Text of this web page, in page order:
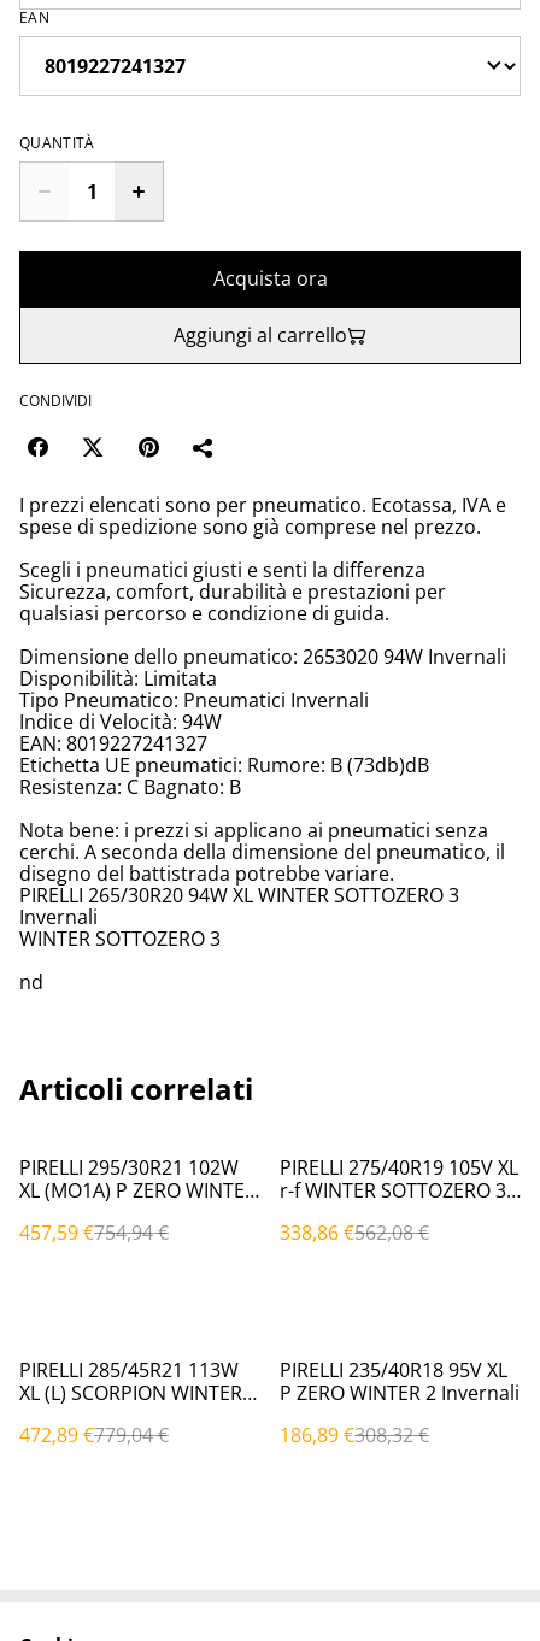
EAN
QUANTITÀ
Acquista ora
Aggiungi al carrello
CONDIVIDI
I prezzi elencati sono per pneumatico. Ecotassa, IVA e
spese di spedizione sono già comprese nel prezzo.
Scegli i pneumatici giusti e senti la differenza
Sicurezza, comfort, durabilità e prestazioni per
qualsiasi percorso e condizione di guida.
Dimensione dello pneumatico: 2653020 94W Invernali
Disponibilità: Limitata
Tipo Pneumatico: Pneumatici Invernali
Indice di Velocità: 94W
EAN: 8019227241327
Etichetta UE pneumatici: Rumore: B (73db)dB
Resistenza: C Bagnato: B
Nota bene: i prezzi si applicano ai pneumatici senza
cerchi. A seconda della dimensione del pneumatico, il
disegno del battistrada potrebbe variare.
PIRELLI 265/30R20 94W XL WINTER SOTTOZERO 3
Invernali
WINTER SOTTOZERO 3
nd
Articoli correlati
%
PIRELLI 295/30R21 102W
XL (MO1A) P ZERO WINTER
457,59 €754,94 €
%
PIRELLI 275/40R19 105V XL
r-f WINTER SOTTOZERO 3
338,86 €562,08 €
%
PIRELLI 285/45R21 113W
XL (L) SCORPION WINTER
472,89 €779,04 €
%
PIRELLI 235/40R18 95V XL
P ZERO WINTER 2 Invernali
186,89 €308,32 €